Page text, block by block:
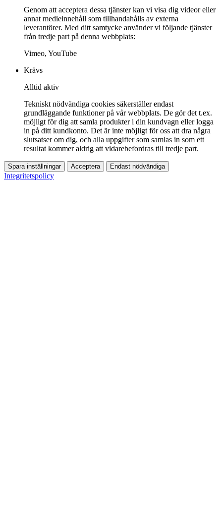
Genom att acceptera dessa tjänster kan vi visa dig videor eller
annat medieinnehåll som tillhandahålls av externa
leverantörer. Med ditt samtycke använder vi följande tjänster
från tredje part på denna webbplats:
Vimeo, YouTube
Krävs
Alltid aktiv
Tekniskt nödvändiga cookies säkerställer endast
grundläggande funktioner på vår webbplats. De gör det t.ex.
möjligt för dig att samla produkter i din kundvagn eller logga
in på ditt kundkonto. Det är inte möjligt för oss att dra några
slutsatser om dig, och alla uppgifter som samlas in som ett
resultat kommer aldrig att vidarebefordras till tredje part.
Spara inställningar Acceptera Endast nödvändiga
Integritetspolicy